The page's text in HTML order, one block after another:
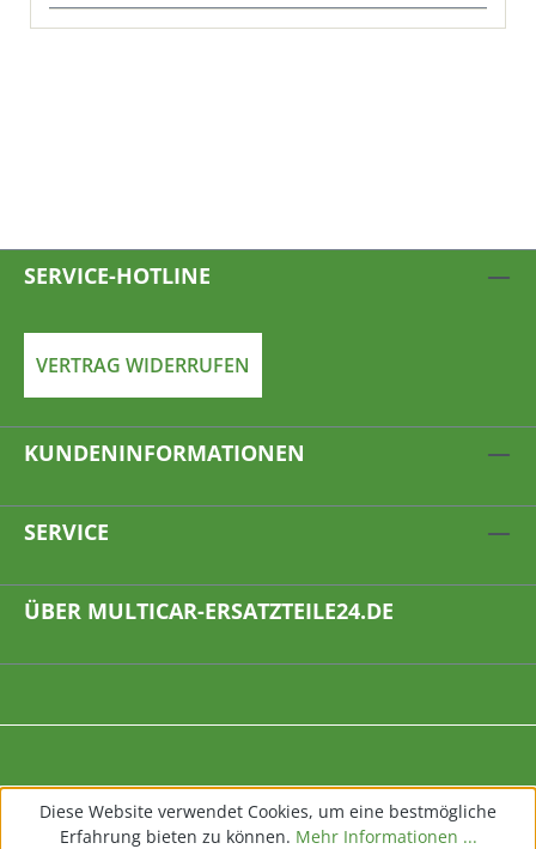
SERVICE-HOTLINE
VERTRAG WIDERRUFEN
KUNDENINFORMATIONEN
SERVICE
ÜBER MULTICAR-ERSATZTEILE24.DE
Diese Website verwendet Cookies, um eine bestmögliche
Erfahrung bieten zu können. Mehr Informationen ...